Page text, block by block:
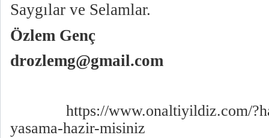
Saygılar ve Selamlar.
Özlem Genç
drozlemg@gmail.com
https://www.onaltiyildiz.com/
yasama-hazir-misiniz